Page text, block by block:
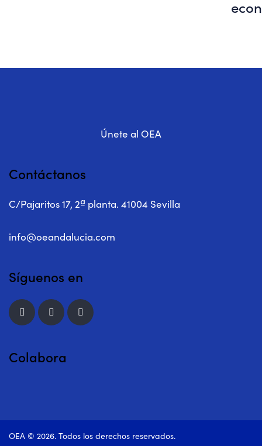
Únete al OEA
Contáctanos
C/Pajaritos 17, 2ª planta. 41004 Sevilla
info@oeandalucia.com
Síguenos en
Colabora
OEA © 2026. Todos los derechos reservados.